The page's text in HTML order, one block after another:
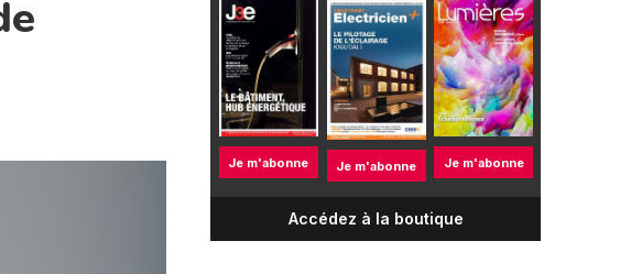
Je m'abonne Je m'abonne Je m'abonne
Accédez à la boutique